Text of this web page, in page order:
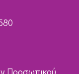
Προσωπικού